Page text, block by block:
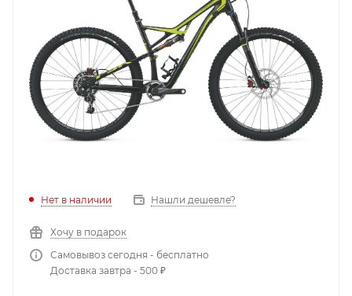
Нет в наличии Нашли дешевле?
Хочу в подарок
Самовывоз сегодня - бесплатно
Доставка завтра - 500 ₽